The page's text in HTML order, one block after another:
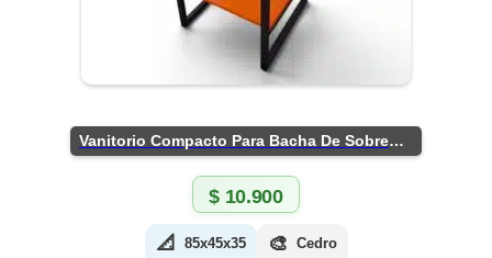
Vanitorio Compacto Para Bacha De Sobreponer
$10.900
📐 85x45x35 🎨 Cedro